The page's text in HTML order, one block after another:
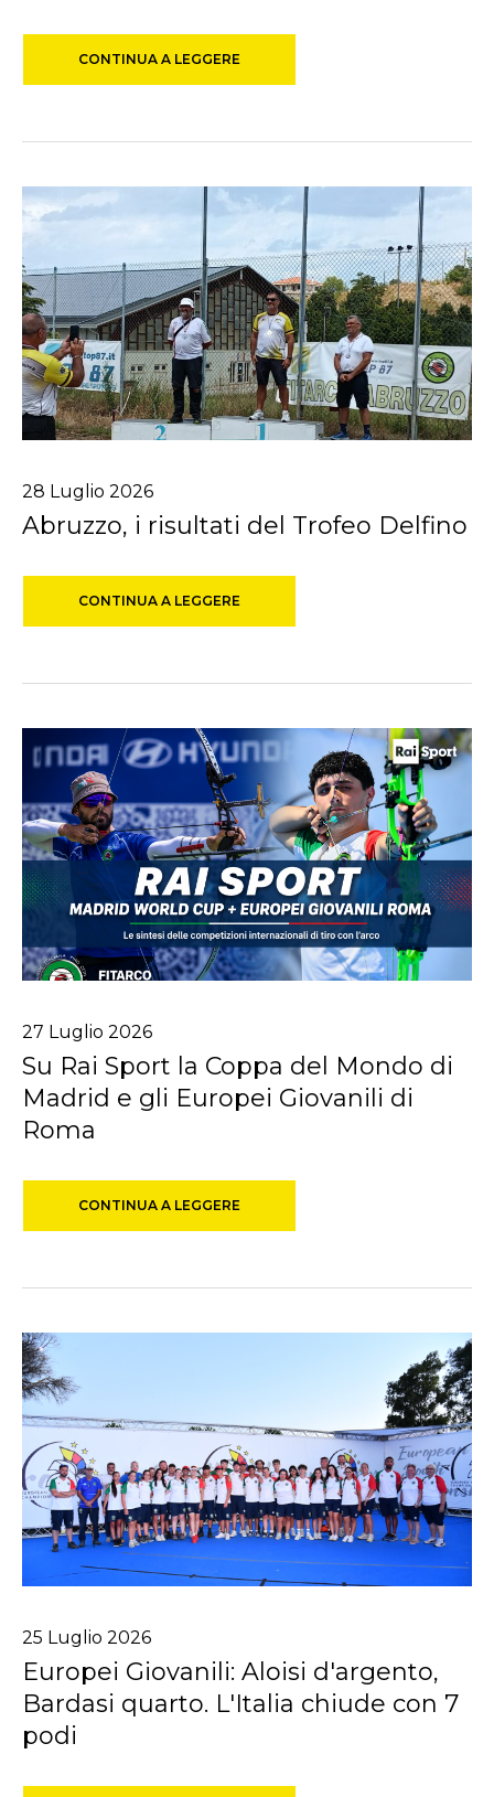
CONTINUA A LEGGERE
28 Luglio 2026
Abruzzo, i risultati del Trofeo Delfino
CONTINUA A LEGGERE
27 Luglio 2026
Su Rai Sport la Coppa del Mondo di
Madrid e gli Europei Giovanili di
Roma
CONTINUA A LEGGERE
25 Luglio 2026
Europei Giovanili: Aloisi d'argento,
Bardasi quarto. L'Italia chiude con 7
podi